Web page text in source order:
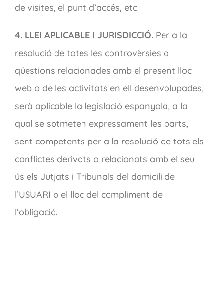
de visites, el punt d’accés, etc.
4. LLEI APLICABLE I JURISDICCIÓ.Per a la
resolució de totes les controvèrsies o
qüestions relacionades amb el present lloc
web o de les activitats en ell desenvolupades,
serà aplicable la legislació espanyola, a la
qual se sotmeten expressament les parts,
sent competents per a la resolució de tots els
conflictes derivats o relacionats amb el seu
ús els Jutjats i Tribunals del domicili de
l’USUARI o el lloc del compliment de
l’obligació.